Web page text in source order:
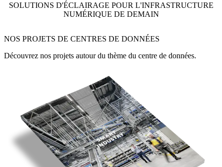
SOLUTIONS D'ÉCLAIRAGE POUR L'INFRASTRUCTURE
NUMÉRIQUE DE DEMAIN
NOS PROJETS DE CENTRES DE DONNÉES
Découvrez nos projets autour du thème du centre de données.